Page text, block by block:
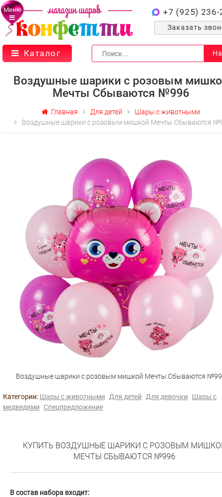
Меню +7 (925) 236-
Заказать
Каталог
Воздушные шарики с розовым
Мечты Сбываются №996
Главная Для детей
Шары с животными
Воздушные шарики с розовым мишкой Мечты Сбываются
Воздушные шарики с розовым мишкой Мечты Сбываются
Категории: Шары с животными Для детей Для девочки
Шары с
медведями
Спецпредложение
КУПИТЬ ВОЗДУШНЫЕ ШАРИКИ С РОЗОВЫМ
МЕЧТЫ СБЫВАЮТСЯ №996
В состав набора входит: